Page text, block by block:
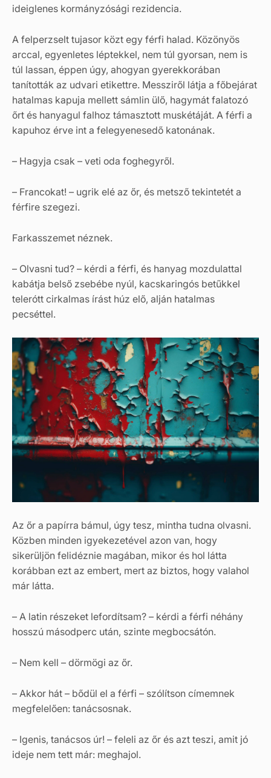
ideiglenes kormányzósági rezidencia.
A felperzselt tujasor közt egy férfi halad. Közönyös
arccal, egyenletes léptekkel, nem túl gyorsan, nem is
túl lassan, éppen úgy, ahogyan gyerekkorában
tanították az udvari etikettre. Messziről látja a főbejárat
hatalmas kapuja mellett sámlin ülő, hagymát falatozó
őrt és hanyagul falhoz támasztott muskétáját. A férfi a
kapuhoz érve int a felegyenesedő katonának.
– Hagyja csak – veti oda foghegyről.
– Francokat! – ugrik elé az őr, és metsző tekintetét a
férfire szegezi.
Farkasszemet néznek.
– Olvasni tud? – kérdi a férfi, és hanyag mozdulattal
kabátja belső zsebébe nyúl, kacskaringós betűkkel
telerótt cirkalmas írást húz elő, alján hatalmas
pecséttel.
Az őr a papírra bámul, úgy tesz, mintha tudna olvasni.
Közben minden igyekezetével azon van, hogy
sikerüljön felidéznie magában, mikor és hol látta
korábban ezt az embert, mert az biztos, hogy valahol
már látta.
– A latin részeket lefordítsam? – kérdi a férfi néhány
hosszú másodperc után, szinte megbocsátón.
– Nem kell – dörmögi az őr.
– Akkor hát – bődül el a férfi – szólítson címemnek
megfelelően: tanácsosnak.
– Igenis, tanácsos úr! – feleli az őr és azt teszi, amit jó
ideje nem tett már: meghajol.